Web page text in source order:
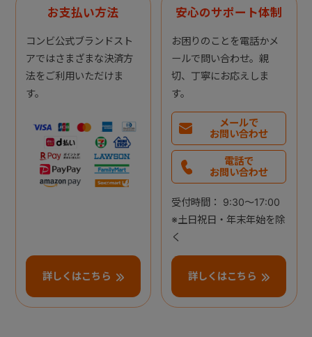
お支払い方法
コンビ公式ブランドスト
アではさまざまな決済方
法をご利用いただけま
す。
詳しくはこちら
安心のサポート体制
お困りのことを電話かメ
ールで問い合わせ。親
切、丁寧にお応えしま
す。
メールで
お問い合わせ
電話で
お問い合わせ
受付時間： 9:30～17:00
※土日祝日・年末年始を除
く
詳しくはこちら